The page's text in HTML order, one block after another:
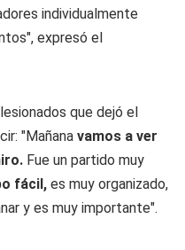
individualmente
expresó el
que dejó el
"Mañana vamos a ver
Fue un partido muy
fácil, es muy organizado,
y es muy importante".